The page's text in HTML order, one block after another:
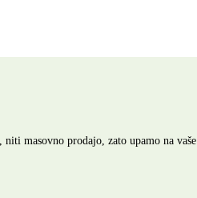
masovno prodajo, zato upamo na